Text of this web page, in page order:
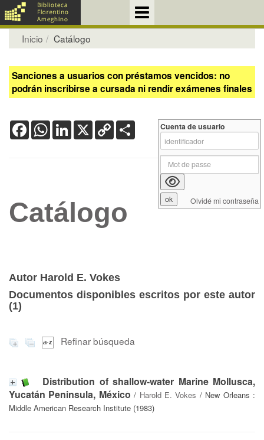
Inicio Catálogo
Sanciones a usuarios con préstamos vencidos: no
podrán inscribirse a cursada ni rendir exámenes finales
FacebookWhatsApp
LinkedIn
X Copy
Link
Catálogo
Autor Harold E. Vokes
Documentos disponibles escritos por este autor
(1)
Refinar búsqueda
Distribution of shallow-water Marine Mollusca,
Yucatán Peninsula, México / Harold E. Vokes / New Orleans :
Middle American Research Institute (1983)
Cuenta de usuario
Olvidé mi contraseña